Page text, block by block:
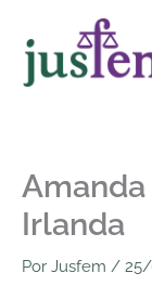
contenido
Irlanda
Por Jusfem /